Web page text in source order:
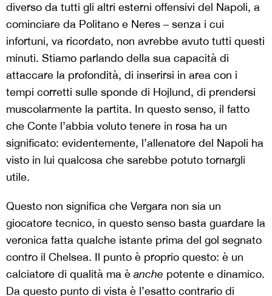
diverso da tutti gli altri esterni offensivi del Napoli, a
cominciare da Politano e Neres – senza i cui
infortuni, va ricordato, non avrebbe avuto tutti questi
minuti. Stiamo parlando della sua capacità di
attaccare la profondità, di inserirsi in area con i
tempi corretti sulle sponde di Hojlund, di prendersi
muscolarmente la partita. In questo senso, il fatto
che Conte l’abbia voluto tenere in rosa ha un
significato: evidentemente, l’allenatore del Napoli ha
visto in lui qualcosa che sarebbe potuto tornargli
utile.
Questo non significa che Vergara non sia un
giocatore tecnico, in questo senso basta guardare la
veronica fatta qualche istante prima del gol segnato
contro il Chelsea. Il punto è proprio questo: è un
calciatore di qualità ma èanche potente e dinamico.
Da questo punto di vista è l’esatto contrario di